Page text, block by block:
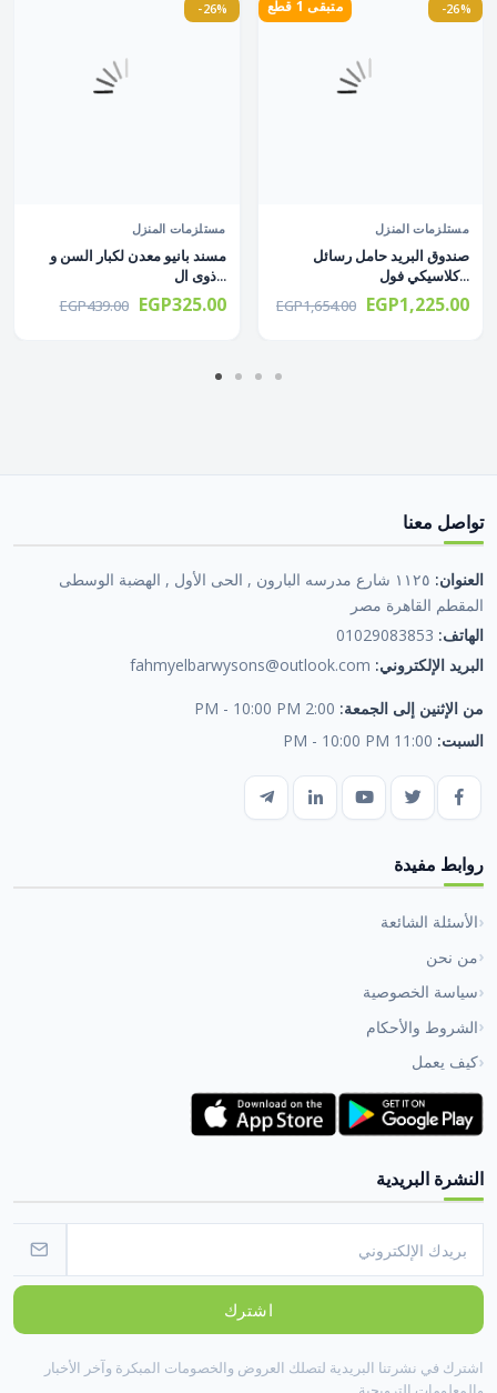
-26%
مستلزمات المنزل
مسند بانيو معدن لكبار السن و
ذوى ال...
EGP439.00 EGP325.00
-26% متبقى 1 قطع
مستلزمات المنزل
صندوق البريد حامل رسائل
كلاسيكي فول...
EGP1,654.00 EGP1,225.00
تواصل معنا
العنوان:
١١٢٥ شارع مدرسه البارون , الحى الأول , الهضبة الوسطى
المقطم القاهرة مصر
الهاتف: 01029083853
البريد الإلكتروني: fahmyelbarwysons@outlook.com
من الإثنين إلى الجمعة: 2:00 PM - 10:00 PM
السبت: 11:00 PM - 10:00 PM
روابط مفيدة
الأسئلة الشائعة
من نحن
سياسة الخصوصية
الشروط والأحكام
كيف يعمل
النشرة البريدية
اشترك
اشترك في نشرتنا البريدية لتصلك العروض والخصومات المبكرة وآخر الأخبار